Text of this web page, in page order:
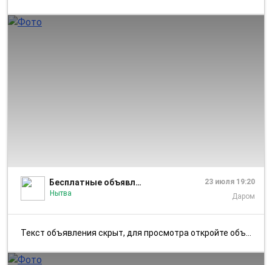
Бесплатные объявления.р. П. УРАЛЬСКИЙ, НЫТВА,
Нытва
23 июля 19:20
Даром
Текст объявления скрыт, для просмотра откройте объявление в приложении...